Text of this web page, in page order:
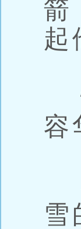
箭
起
容
雪